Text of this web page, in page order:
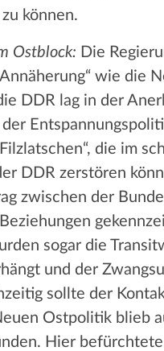
können.
Ostblock: Die
wie die
DDR lag in der
die im
DDR zerstören
zwischen der
sogar die
und der
sollte der
Ostpolitik blieb
Hier